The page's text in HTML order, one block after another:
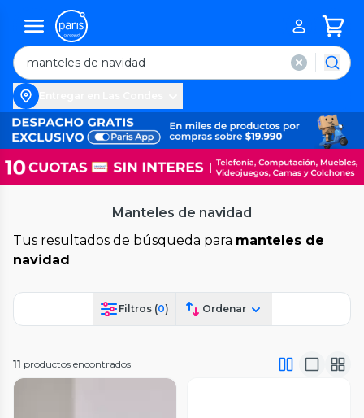
Manteles de navidad
Tus resultados de búsqueda para manteles de
navidad
Filtros (0) Ordenar
11 productos encontrados